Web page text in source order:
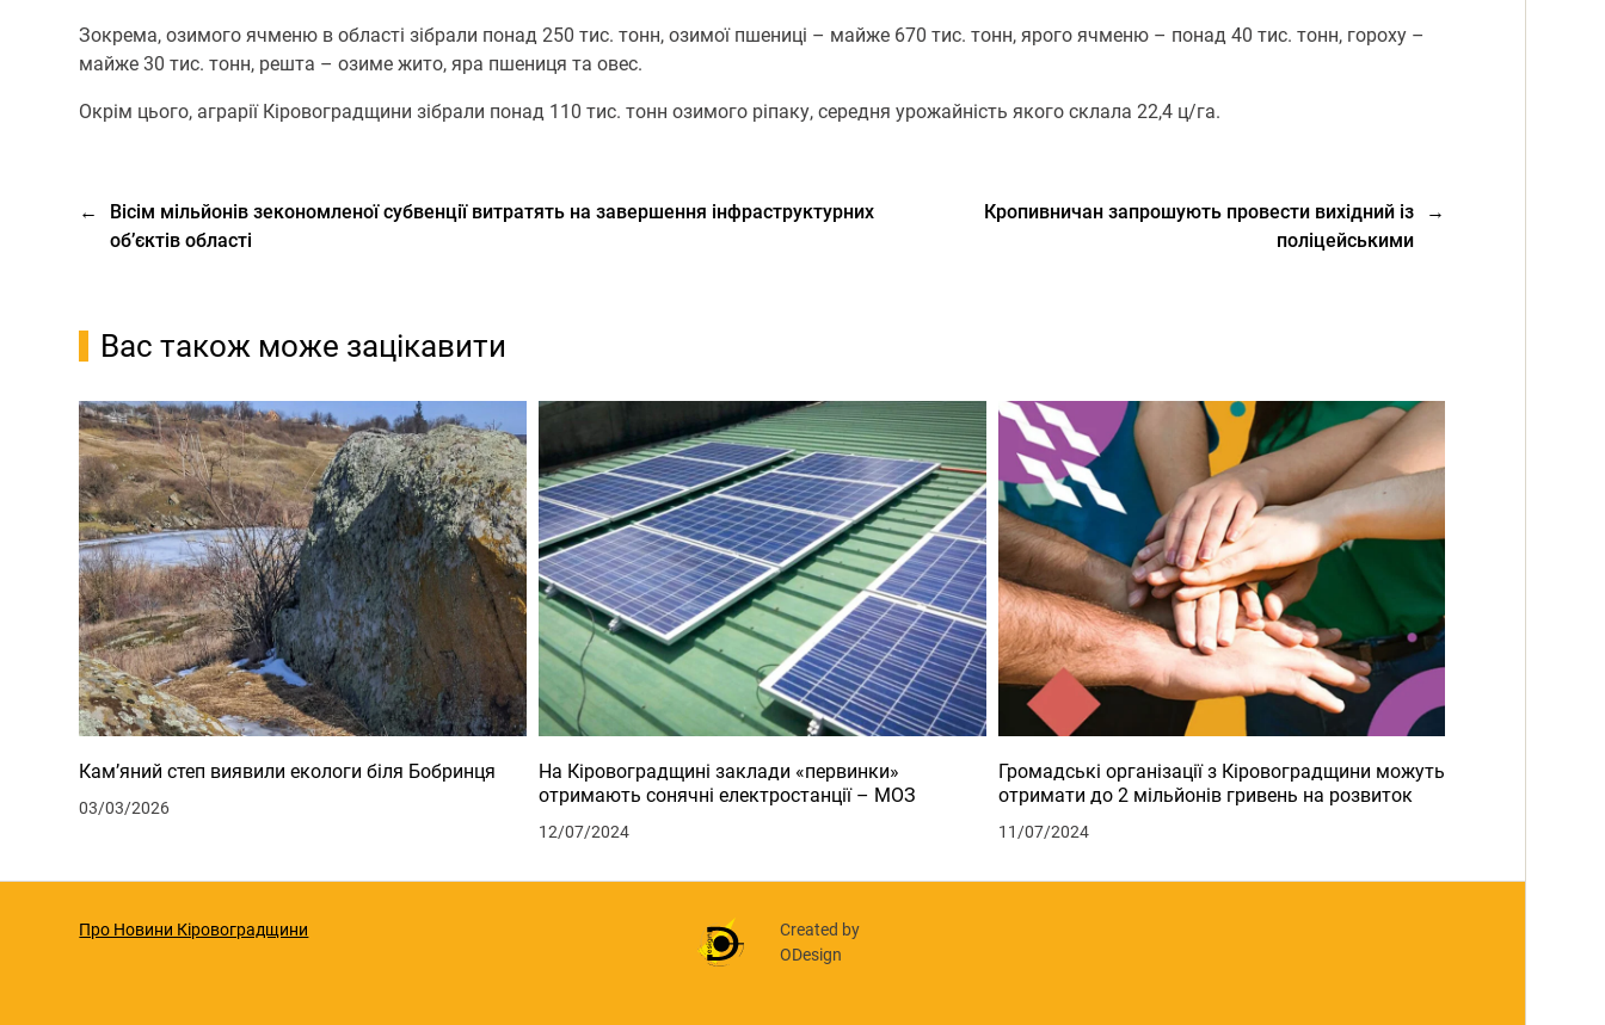
Зокрема, озимого ячменю в області зібрали понад 250 тис. тонн, озимої пшениці – майже 670 тис. тонн, ярого ячменю – понад 40 тис. тонн, гороху –
майже 30 тис. тонн, решта – озиме жито, яра пшениця та овес.
Окрім цього, аграрії Кіровоградщини зібрали понад 110 тис. тонн озимого ріпаку, середня урожайність якого склала 22,4 ц/га.
←
Вісім мільйонів зекономленої субвенції витратять на завершення інфраструктурних
об’єктів області
→
Кропивничан запрошують провести вихідний із
поліцейськими
Вас також може зацікавити
Кам’яний степ виявили екологи біля Бобринця
03/03/2026
На Кіровоградщині заклади «первинки»
отримають сонячні електростанції – МОЗ
12/07/2024
Громадські організації з Кіровоградщини можуть
отримати до 2 мільйонів гривень на розвиток
11/07/2024
Про Новини Кіровоградщини
Created by
ODesign